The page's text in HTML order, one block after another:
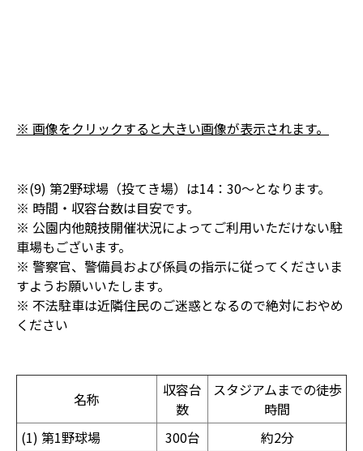
※ 画像をクリックすると大きい画像が表示されます。
※(9) 第2野球場（投てき場）は14：30～となります。
※ 時間・収容台数は目安です。
※ 公園内他競技開催状況によってご利用いただけない駐
車場もございます。
※ 警察官、警備員および係員の指示に従ってくださいま
すようお願いいたします。
※ 不法駐車は近隣住民のご迷惑となるので絶対におやめ
ください
名称
収容台
数
スタジアムまでの徒歩
時間
(1) 第1野球場
300台
約2分